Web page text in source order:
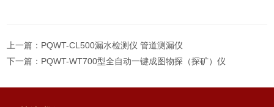
上一篇： PQWT-CL500漏水检测仪 管道测漏仪
下一篇： PQWT-WT700型全自动一键成图物探（探矿）仪